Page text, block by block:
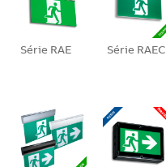
Série RAE Série RAEC